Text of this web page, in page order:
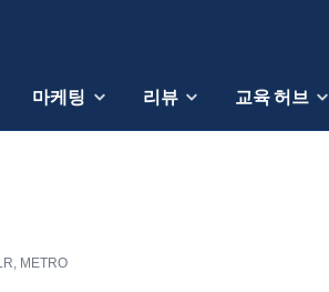
마케팅 리뷰 교육 허브
METRO